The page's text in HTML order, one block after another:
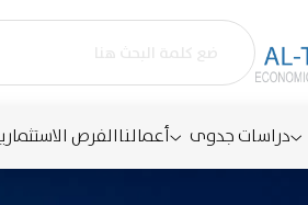
دراسات جدوى أعمالناالفرص